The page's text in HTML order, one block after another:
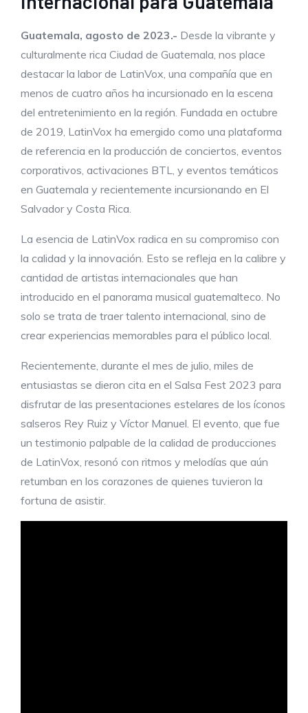
Guatemala, agosto de 2023.- Desde la vibrante y
culturalmente rica Ciudad de Guatemala, nos place
destacar la labor de LatinVox, una compañía que en
menos de cuatro años ha incursionado en la escena
del entretenimiento en la región. Fundada en octubre
de 2019, LatinVox ha emergido como una plataforma
de referencia en la producción de conciertos, eventos
corporativos, activaciones BTL, y eventos temáticos
en Guatemala y recientemente incursionando en El
Salvador y Costa Rica.
La esencia de LatinVox radica en su compromiso con
la calidad y la innovación. Esto se refleja en la calibre y
cantidad de artistas internacionales que han
introducido en el panorama musical guatemalteco. No
solo se trata de traer talento internacional, sino de
crear experiencias memorables para el público local.
Recientemente, durante el mes de julio, miles de
entusiastas se dieron cita en el Salsa Fest 2023 para
disfrutar de las presentaciones estelares de los íconos
salseros Rey Ruiz y Víctor Manuel. El evento, que fue
un testimonio palpable de la calidad de producciones
de LatinVox, resonó con ritmos y melodías que aún
retumban en los corazones de quienes tuvieron la
fortuna de asistir.